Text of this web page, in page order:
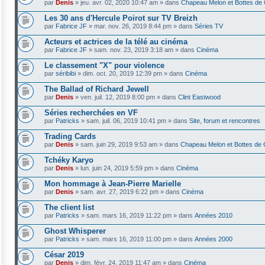
par Denis » jeu. avr. 02, 2020 10:47 am » dans Chapeau Melon et Bottes de
Les 30 ans d'Hercule Poirot sur TV Breizh
par Fabrice JF » mar. nov. 26, 2019 8:44 pm » dans Séries TV
Acteurs et actrices de la télé au cinéma
par Fabrice JF » sam. nov. 23, 2019 3:18 am » dans Cinéma
Le classement "X" pour violence
par séribibi » dim. oct. 20, 2019 12:39 pm » dans Cinéma
The Ballad of Richard Jewell
par Denis » ven. juil. 12, 2019 8:00 pm » dans Clint Eastwood
Séries recherchées en VF
par Patricks » sam. juil. 06, 2019 10:41 pm » dans Site, forum et rencontres
Trading Cards
par Denis » sam. juin 29, 2019 9:53 am » dans Chapeau Melon et Bottes de
Tchéky Karyo
par Denis » lun. juin 24, 2019 5:59 pm » dans Cinéma
Mon hommage à Jean-Pierre Marielle
par Denis » sam. avr. 27, 2019 6:22 pm » dans Cinéma
The client list
par Patricks » sam. mars 16, 2019 11:22 pm » dans Années 2010
Ghost Whisperer
par Patricks » sam. mars 16, 2019 11:00 pm » dans Années 2000
César 2019
par Denis » dim. févr. 24, 2019 11:47 am » dans Cinéma